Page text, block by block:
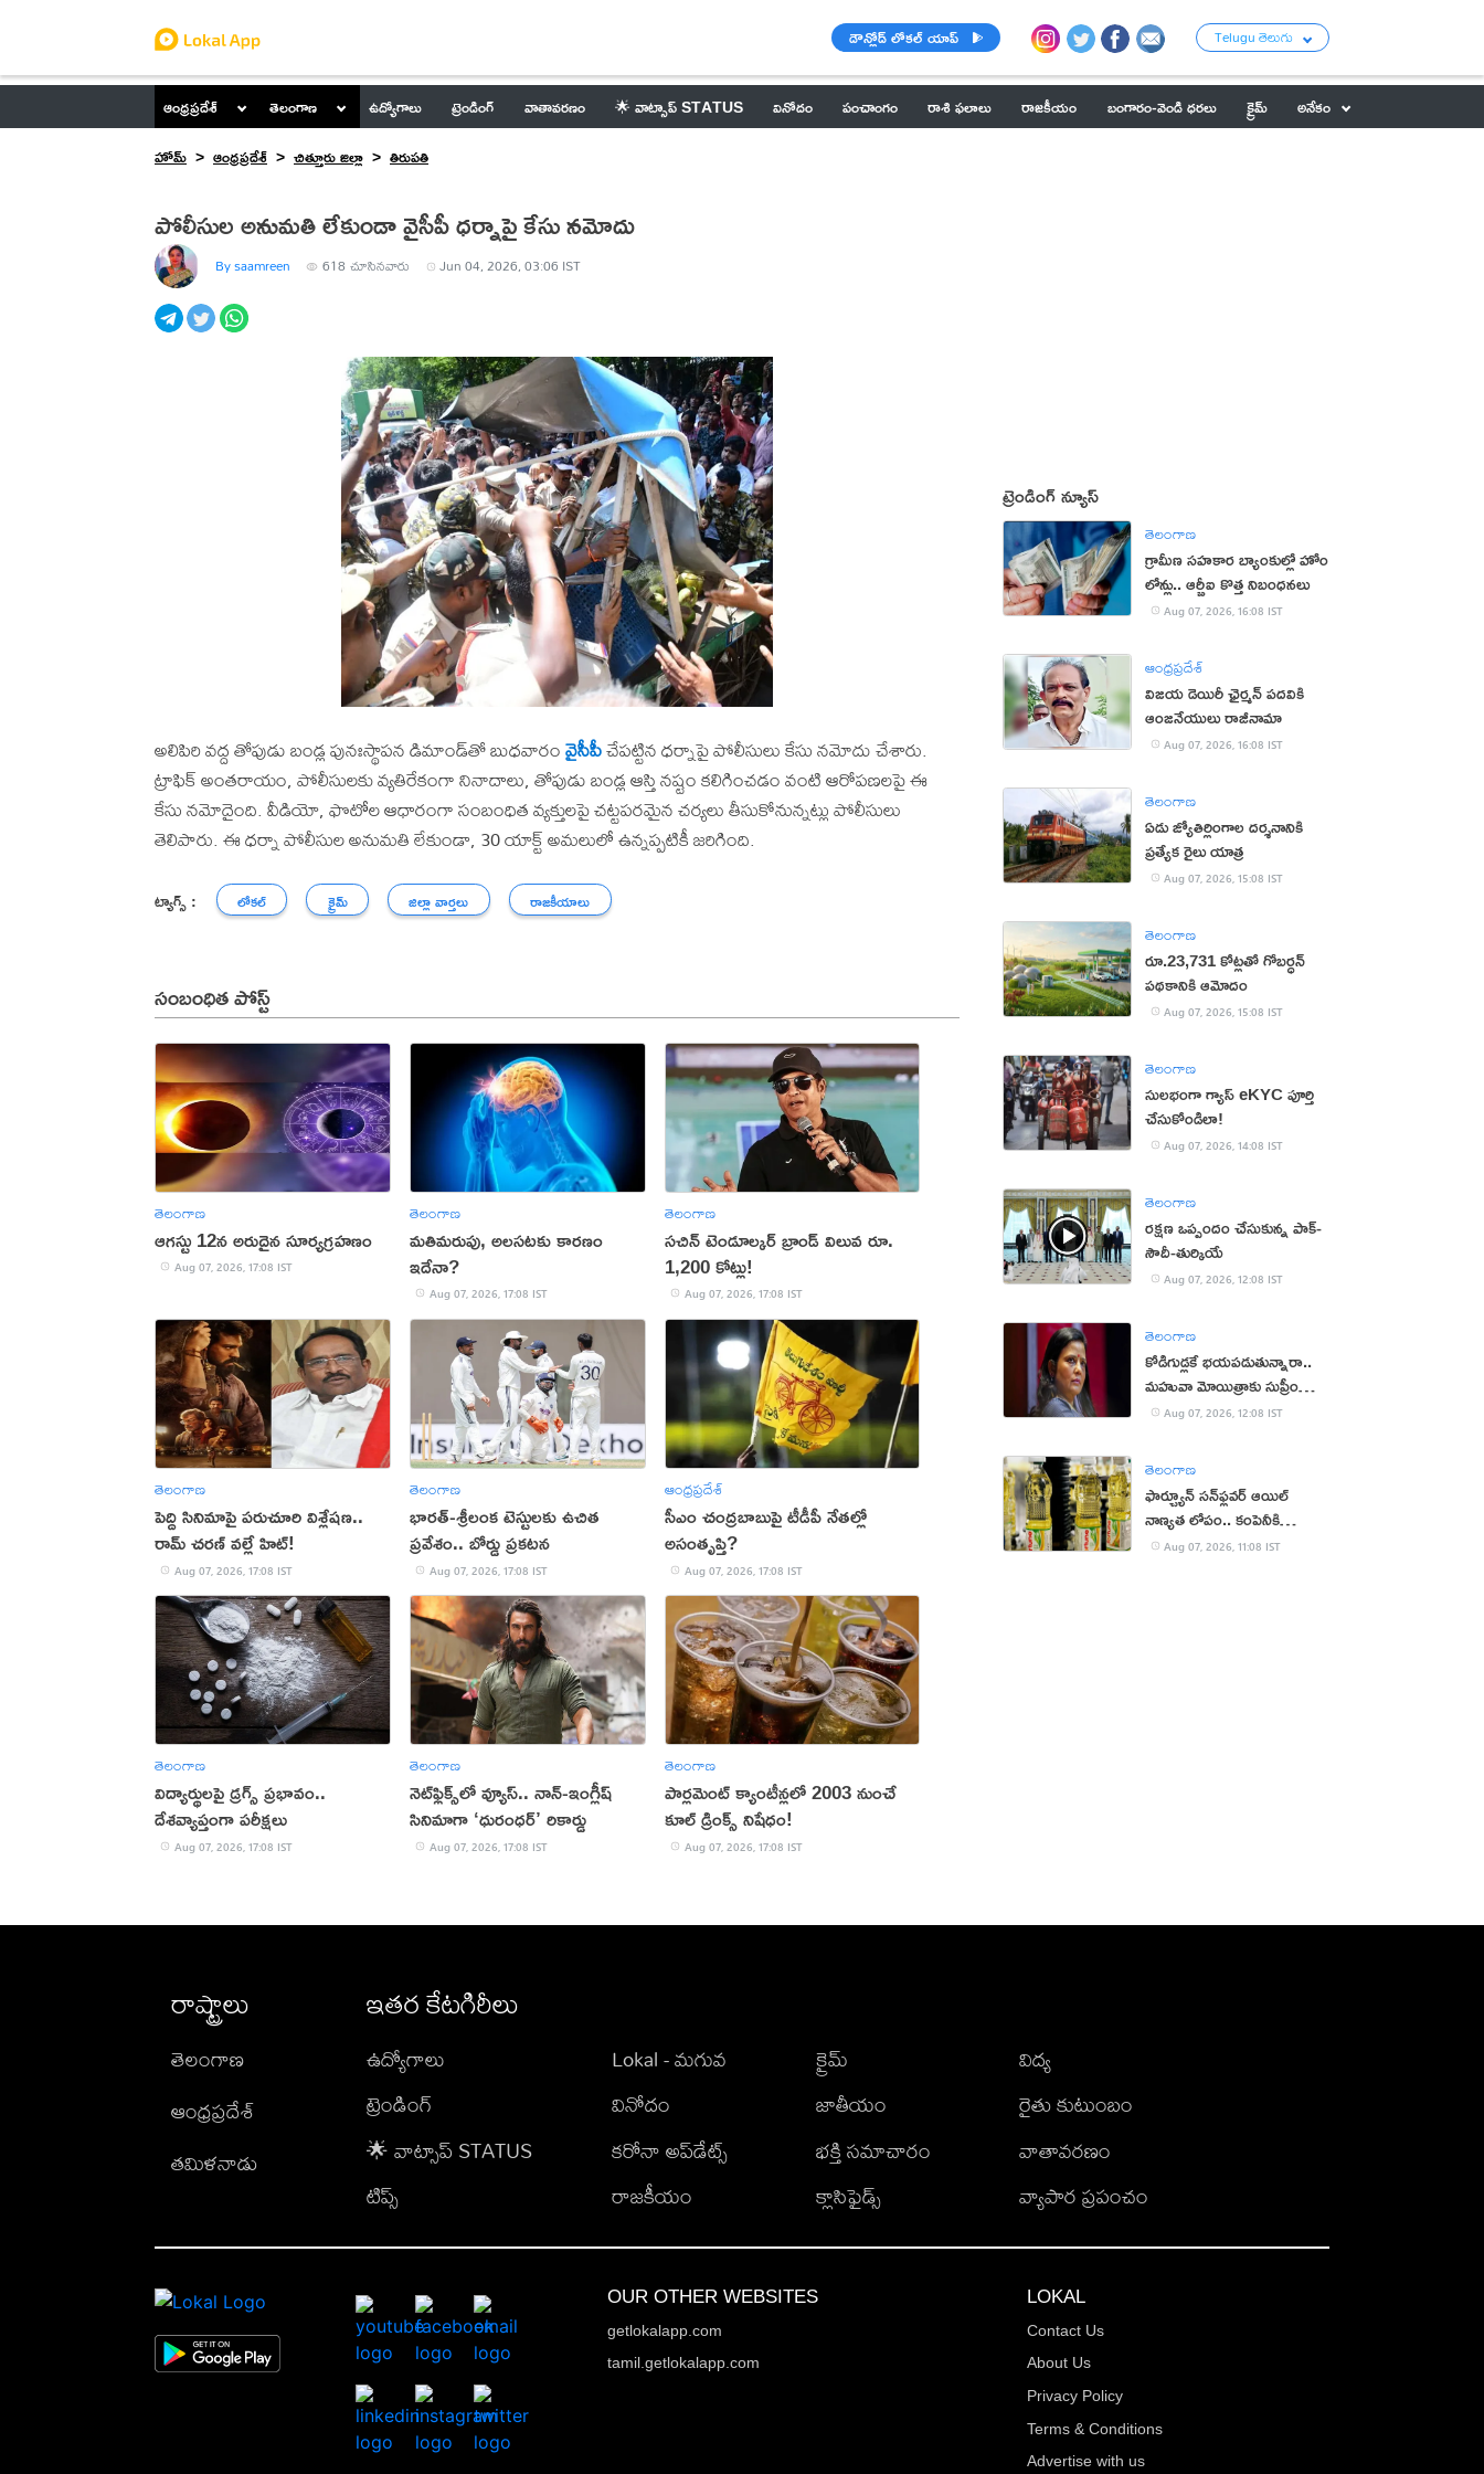
డౌన్లోడ్ లోకల్ యాప్ Telugu తెలుగు
ఆంధ్రప్రదేశ్ తెలంగాణ ఉద్యోగాలు ట్రెండింగ్ వాతావరణం 🌟 వాట్సాప్ STATUS వినోదం పంచాంగం రాశి ఫలాలు రాజకీయం బంగారం-వెండి ధరలు క్రైమ్
అనేకం
హోమ్
ఆంధ్రప్రదేశ్ చిత్తూరు జిల్లా తిరుపతి
పోలీసుల అనుమతి లేకుండా వైసీపీ ధర్నాపై కేసు నమోదు
By saamreen 618 చూసినవారు Jun 04, 2026, 03:06 IST
అలిపిరి వద్ద తోపుడు బండ్ల పునఃస్థాపన డిమాండ్‌తో బుధవారంవైసీపీచేపట్టిన ధర్నాపై పోలీసులు కేసు నమోదు చేశారు.
ట్రాఫిక్ అంతరాయం, పోలీసులకు వ్యతిరేకంగా నినాదాలు, తోపుడు బండ్ల ఆస్తి నష్టం కలిగించడం వంటి ఆరోపణలపై ఈ
కేసు నమోదైంది. వీడియో, ఫొటోల ఆధారంగా సంబంధిత వ్యక్తులపై చట్టపరమైన చర్యలు తీసుకోనున్నట్లు పోలీసులు
తెలిపారు. ఈ ధర్నా పోలీసుల అనుమతి లేకుండా, 30 యాక్ట్ అమలులో ఉన్నప్పటికీ జరిగింది.
ట్యాగ్స్ : లోకల్ క్రైమ్ జిల్లా వార్తలు రాజకీయాలు
సంబంధిత పోస్ట్
తెలంగాణ
ఆగస్టు 12న అరుదైన సూర్యగ్రహణం
Aug 07, 2026, 17:08 IST
తెలంగాణ
మతిమరుపు, అలసటకు కారణం
ఇదేనా?
Aug 07, 2026, 17:08 IST
తెలంగాణ
సచిన్ టెండూల్కర్ బ్రాండ్ విలువ రూ.
1,200 కోట్లు!
Aug 07, 2026, 17:08 IST
తెలంగాణ
పెద్ది సినిమాపై పరుచూరి విశ్లేషణ..
రామ్ చరణ్ వల్లే హిట్!
Aug 07, 2026, 17:08 IST
తెలంగాణ
భారత్-శ్రీలంక టెస్టులకు ఉచిత
ప్రవేశం.. బోర్డు ప్రకటన
Aug 07, 2026, 17:08 IST
ఆంధ్రప్రదేశ్
సీఎం చంద్రబాబుపై టీడీపీ నేతల్లో
అసంతృప్తి?
Aug 07, 2026, 17:08 IST
తెలంగాణ
విద్యార్థులపై డ్రగ్స్ ప్రభావం..
దేశవ్యాప్తంగా పరీక్షలు
Aug 07, 2026, 17:08 IST
తెలంగాణ
నెట్‌ఫ్లిక్స్‌లో వ్యూస్.. నాన్-ఇంగ్లీష్
సినిమాగా ‘ధురంధర్’ రికార్డు
Aug 07, 2026, 17:08 IST
తెలంగాణ
పార్లమెంట్ క్యాంటీన్లలో 2003 నుంచే
కూల్ డ్రింక్స్ నిషేధం!
Aug 07, 2026, 17:08 IST
ట్రెండింగ్ న్యూస్
తెలంగాణ
గ్రామీణ సహకార బ్యాంకుల్లో హోం
లోన్లు.. ఆర్బీఐ కొత్త నిబంధనలు
Aug 07, 2026, 16:08 IST
ఆంధ్రప్రదేశ్
విజయ డెయిరీ ఛైర్మన్ పదవికి
ఆంజనేయులు రాజీనామా
Aug 07, 2026, 16:08 IST
తెలంగాణ
ఏడు జ్యోతిర్లింగాల దర్శనానికి
ప్రత్యేక రైలు యాత్ర
Aug 07, 2026, 15:08 IST
తెలంగాణ
రూ.23,731 కోట్లతో గోబర్ధన్
పథకానికి ఆమోదం
Aug 07, 2026, 15:08 IST
తెలంగాణ
సులభంగా గ్యాస్ eKYC పూర్తి
చేసుకోండిలా!
Aug 07, 2026, 14:08 IST
తెలంగాణ
రక్షణ ఒప్పందం చేసుకున్న పాక్‌-
సౌదీ-తుర్కియే
Aug 07, 2026, 12:08 IST
తెలంగాణ
కోడిగుడ్లకే భయపడుతున్నారా..
మహువా మోయిత్రాకు సుప్రీం
చురకలు
Aug 07, 2026, 12:08 IST
తెలంగాణ
ఫార్చ్యూన్ సన్‌ఫ్లవర్ ఆయిల్
నాణ్యత లోపం.. కంపెనీకి
జరిమానా
Aug 07, 2026, 11:08 IST
రాష్ట్రాలు
తెలంగాణ
ఆంధ్రప్రదేశ్
తమిళనాడు
ఇతర కేటగిరీలు
ఉద్యోగాలు
ట్రెండింగ్
🌟 వాట్సాప్ STATUS
టిప్స్
Lokal - మగువ
వినోదం
కరోనా అప్‌డేట్స్
రాజకీయం
క్రైమ్
జాతీయం
భక్తి సమాచారం
క్లాసిఫైడ్స్
విద్య
రైతు కుటుంబం
వాతావరణం
వ్యాపార ప్రపంచం
OUR OTHER WEBSITES
getlokalapp.com
tamil.getlokalapp.com
LOKAL
Contact Us
About Us
Privacy Policy
Terms & Conditions
Advertise with us